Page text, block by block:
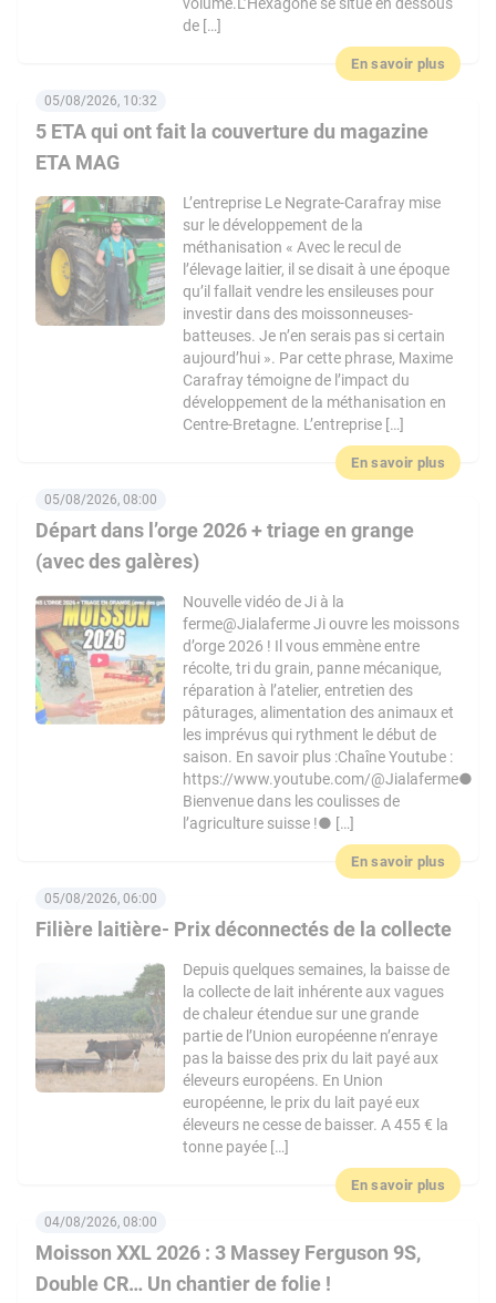
de […]
En savoir plus
5 ETA qui ont fait la couverture du magazine
ETA MAG
05/08/2026, 10:32
L’entreprise Le Negrate-Carafray mise
sur le développement de la
méthanisation « Avec le recul de
l’élevage laitier, il se disait à une époque
qu’il fallait vendre les ensileuses pour
investir dans des moissonneuses-
batteuses. Je n’en serais pas si certain
aujourd’hui ». Par cette phrase, Maxime
Carafray témoigne de l’impact du
développement de la méthanisation en
Centre-Bretagne. L’entreprise […]
En savoir plus
Départ dans l’orge 2026 + triage en grange
(avec des galères)
05/08/2026, 08:00
Nouvelle vidéo de Ji à la
ferme@Jialaferme Ji ouvre les moissons
d’orge 2026 ! Il vous emmène entre
récolte, tri du grain, panne mécanique,
réparation à l’atelier, entretien des
pâturages, alimentation des animaux et
les imprévus qui rythment le début de
saison. En savoir plus :Chaîne Youtube :
https://www.youtube.com/@Jialaferme●
Bienvenue dans les coulisses de
l’agriculture suisse !● […]
En savoir plus
Filière laitière- Prix déconnectés de la collecte
05/08/2026, 06:00
Depuis quelques semaines, la baisse de
la collecte de lait inhérente aux vagues
de chaleur étendue sur une grande
partie de l’Union européenne n’enraye
pas la baisse des prix du lait payé aux
éleveurs européens. En Union
européenne, le prix du lait payé eux
éleveurs ne cesse de baisser. A 455 € la
tonne payée […]
En savoir plus
Moisson XXL 2026 : 3 Massey Ferguson 9S,
Double CR… Un chantier de folie !
04/08/2026, 08:00